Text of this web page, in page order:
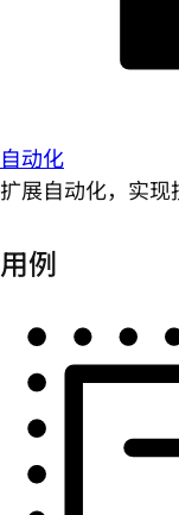
自动化
扩展自动化，实现
用例